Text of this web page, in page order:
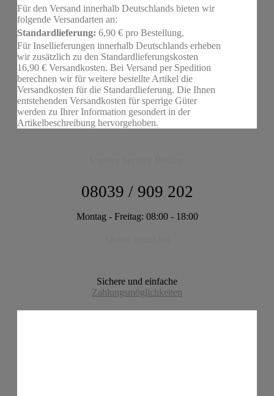
Für den Versand innerhalb Deutschlands bieten wir
folgende Versandarten an:
Standardlieferung: 6,90 € pro Bestellung.
Für Insellieferungen innerhalb Deutschlands erheben
wir zusätzlich zu den Standardlieferungskosten
16,90 € Versandkosten. Bei Versand per Spedition
berechnen wir für weitere bestellte Artikel die
Versandkosten für die Standardlieferung. Die Ihnen
entstehenden Versandkosten für sperrige Güter
werden zu Ihrer Information gesondert in der
Artikelbeschreibung hervorgehoben.
08039 / 909 202
Montag - Freitag: 08:00 - 18:00
Sichere und einfache
Zahlungsmöglichkeiten